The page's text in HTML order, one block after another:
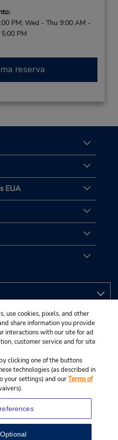
PM; Wed - Thu 9:00 AM -
PM
reserva
EUA
use cookies, pixels, and other
share information you provide
interactions with our site for ad
customer service and for site
clicking one of the buttons
technologies (as described in
your settings) and ourTerms of